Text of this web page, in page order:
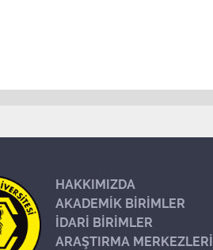
HAKKIMIZDA
AKADEMİK BİRİMLER
İDARİ BİRİMLER
ARAŞTIRMA MERKEZLERİ